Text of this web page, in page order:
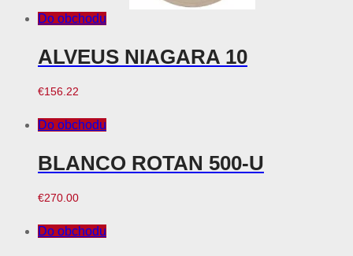
Do obchodu
ALVEUS NIAGARA 10
€156.22
Do obchodu
BLANCO ROTAN 500-U
€270.00
Do obchodu